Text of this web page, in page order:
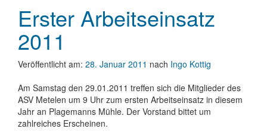
Erster Arbeitseinsatz
2011
Veröffentlicht am: 28. Januar 2011 nach Ingo Kottig
Am Samstag den 29.01.2011 treffen sich die Mitglieder des
ASV Metelen um 9 Uhr zum ersten Arbeitseinsatz in diesem
Jahr an Plagemanns Mühle. Der Vorstand bittet um
zahlreiches Erscheinen.